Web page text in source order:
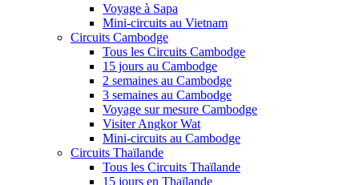
Voyage à Sapa
Mini-circuits au Vietnam
Circuits Cambodge
Tous les Circuits Cambodge
15 jours au Cambodge
2 semaines au Cambodge
3 semaines au Cambodge
Voyage sur mesure Cambodge
Visiter Angkor Wat
Mini-circuits au Cambodge
Circuits Thaïlande
Tous les Circuits Thaïlande
15 jours en Thaïlande